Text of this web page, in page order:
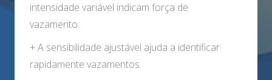
intensidade variável indicam força de
vazamento.
+ A sensibilidade ajustável ajuda a identificar
rapidamente vazamentos.